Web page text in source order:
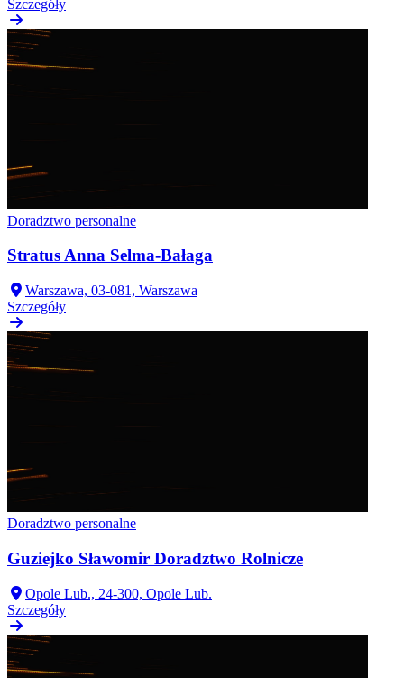
Szczegóły
Doradztwo personalne
Stratus Anna Selma-Bałaga
Warszawa, 03-081, Warszawa
Szczegóły
Doradztwo personalne
Guziejko Sławomir Doradztwo Rolnicze
Opole Lub., 24-300, Opole Lub.
Szczegóły